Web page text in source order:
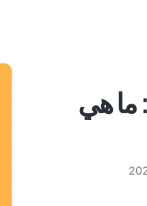
ما هي